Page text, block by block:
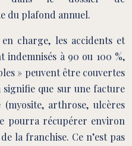
du plafond annuel.
charge, les accidents et
à 90 ou 100 %,
» peuvent être couvertes
signifie que sur une facture
arthrose, ulcères
pourra récupérer environ
la franchise. Ce n’est pas